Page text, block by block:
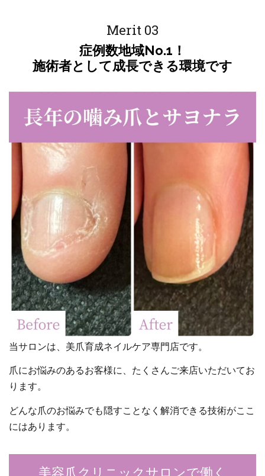
Merit 03
症例数地域No.1！
施術者として成長できる環境です
当サロンは、美爪育成ネイルケア専門店です。
爪にお悩みのあるお客様に、たくさんご来店いただいてお
ります。
どんな爪のお悩みでも隠すことなく解消できる技術がここ
にはあります。
美容爪クリニックサロンで働く